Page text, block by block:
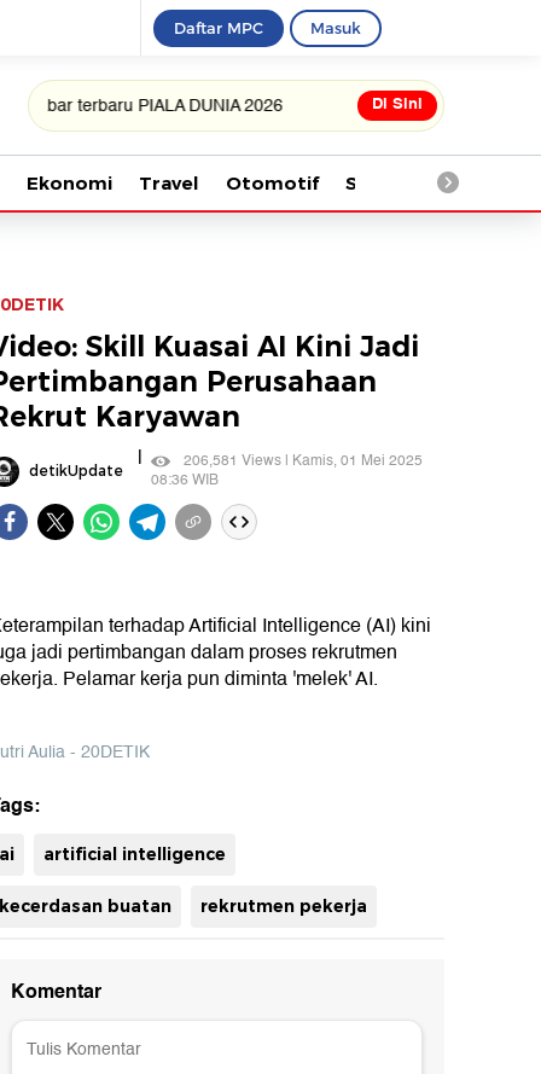
Daftar MPC Masuk
terbaru PIALA DUNIA 2026 Di Sini
Ekonomi Travel Otomotif Saintek
Skill Kuasai AI Kini Jadi
Perusahaan
Karyawan
detikUpdate |
206,581 Views | Kamis, 01 Mei 2025
08:36 WIB
terhadap Artificial Intelligence (AI) kini
jadi pertimbangan dalam proses rekrutmen
Pelamar kerja pun diminta 'melek' AI.
Aulia - 20DETIK
ai artificial intelligence
kecerdasan buatan rekrutmen pekerja